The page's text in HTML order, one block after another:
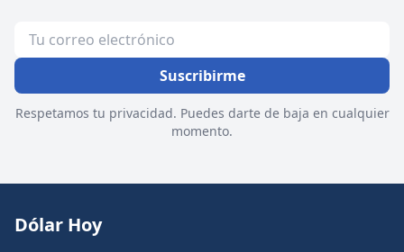
Suscribirme
Respetamos tu privacidad. Puedes darte de baja en cualquier
momento.
Dólar Hoy